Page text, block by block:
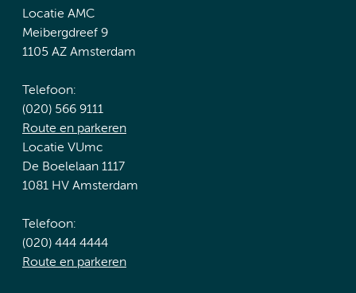
Locatie AMC
Meibergdreef 9
1105 AZ Amsterdam
Telefoon:
(020) 566 9111
Route en parkeren
Locatie VUmc
De Boelelaan 1117
1081 HV Amsterdam
Telefoon:
(020) 444 4444
Route en parkeren